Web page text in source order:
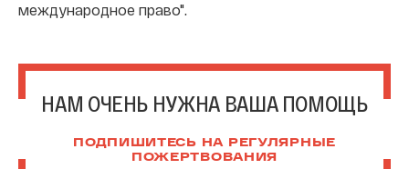
международное право".
НАМ ОЧЕНЬ НУЖНА ВАША ПОМОЩЬ
ПОДПИШИТЕСЬ НА РЕГУЛЯРНЫЕ
ПОЖЕРТВОВАНИЯ